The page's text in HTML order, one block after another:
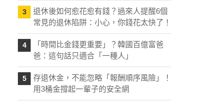
3
退休後如何愈花愈有錢？過來人提醒6個
常見的退休陷阱：小心，你錢花太快了！
4
「時間比金錢更重要」？韓國百億富爸
爸：這句話只適合「一種人」
5
存退休金，不能忽略「報酬順序風險」！
用3桶金撐起一輩子的安全網